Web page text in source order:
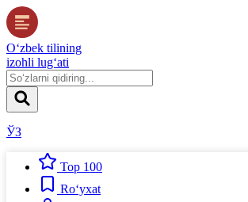
O‘zbek tilining
izohli lug‘ati
ЎЗ
Top 100
Ro‘yxat